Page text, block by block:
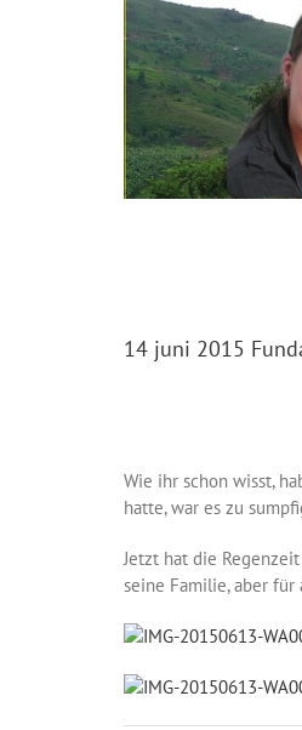
14 juni 2015
Wie ihr schon wisst,
hatte, war es zu
Jetzt hat die
seine Familie, aber